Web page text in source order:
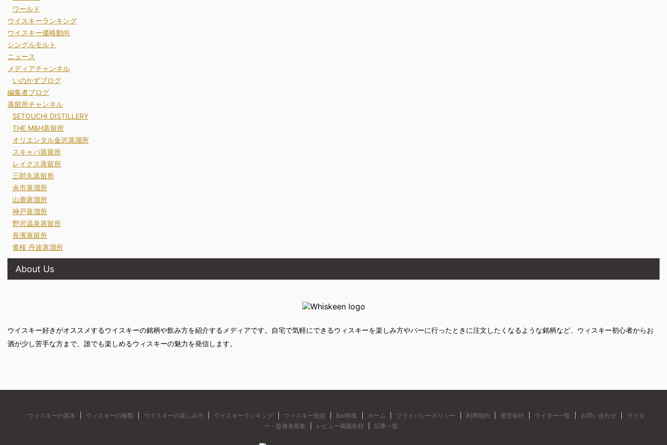
ワールド
ウイスキーランキング
ウイスキー価格動向
シングルモルト
ニュース
メディアチャンネル
いのかずブログ
編集者ブログ
蒸留所チャンネル
SETOUCHI DISTILLERY
THE M&H蒸留所
オリエンタル金沢蒸溜所
スキャパ蒸留所
レイクス蒸留所
三郎丸蒸留所
余市蒸溜所
山鹿蒸溜所
神戸蒸溜所
野沢温泉蒸留所
長濱蒸留所
黄桜 丹波蒸溜所
About Us
ウイスキー好きがオススメするウイスキーの銘柄や飲み方を紹介するメディアです。自宅で気軽にできるウィスキーを楽しみ方やバーに行ったときに注文したくなるような銘柄など、ウィスキー初心者からお
酒が少し苦手な方まで、誰でも楽しめるウィスキーの魅力を発信します。
ウイスキーの基本 ウィスキーの種類 ウイスキーの楽しみ方 ウイスキーランキング ウイスキー投資 Bar特集 ホーム プライバシーポリシー 利用規約 運営会社 ライター一覧 お問い合わせ
ライタ
ー・監修者募集
レビュー掲載依頼 記事一覧